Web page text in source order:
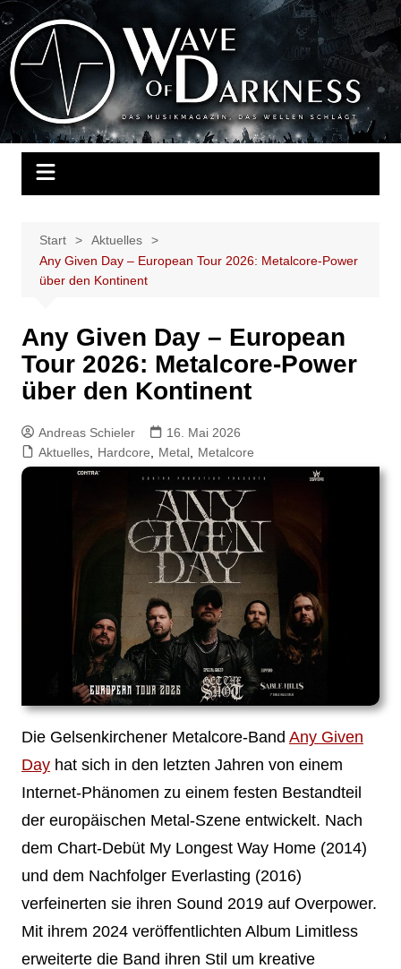
Zum
Inhalt
springen
Wave of Darkness
Das Musikmagazin, das Wellen schlägt. Konzerte, Festivals, Events,
Fotos, Termine, Interviews, Berichte, Musik
Start
Aktuelles
Any Given Day – European Tour 2026: Metalcore‑Power
über den Kontinent
Any Given Day – European
Tour 2026: Metalcore‑Power
über den Kontinent
Andreas Schieler
16. Mai 2026
Aktuelles, Hardcore Metal, Metalcore
Die Gelsenkirchener Metalcore‑Band Any Given
Dayhat sich in den letzten Jahren von einem
Internet‑Phänomen zu einem festen Bestandteil
der europäischen Metal‑Szene entwickelt. Nach
dem Chart‑Debüt My Longest Way Home (2014)
und dem Nachfolger Everlasting (2016)
verfeinerten sie ihren Sound 2019 auf Overpower.
Mit ihrem 2024 veröffentlichten Album Limitless
erweiterte die Band ihren Stil um kreative